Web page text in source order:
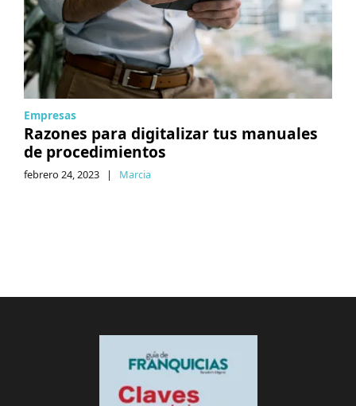
Empresas
Razones para digitalizar tus manuales
de procedimientos
febrero 24, 2023 | Marcia